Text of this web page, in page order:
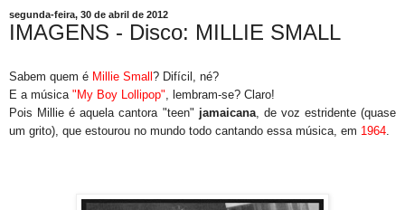
segunda-feira, 30 de abril de 2012
IMAGENS - Disco: MILLIE SMALL
Sabem quem é Millie Small ? Difícil, né?
E a música "My Boy Lollipop" , lembram-se? Claro!
Pois Millie é aquela cantora "teen" jamaicana, de voz estridente (quase
um grito), que estourou no mundo todo cantando essa música, em 1964